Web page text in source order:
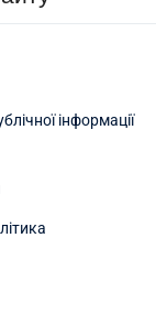
інформації